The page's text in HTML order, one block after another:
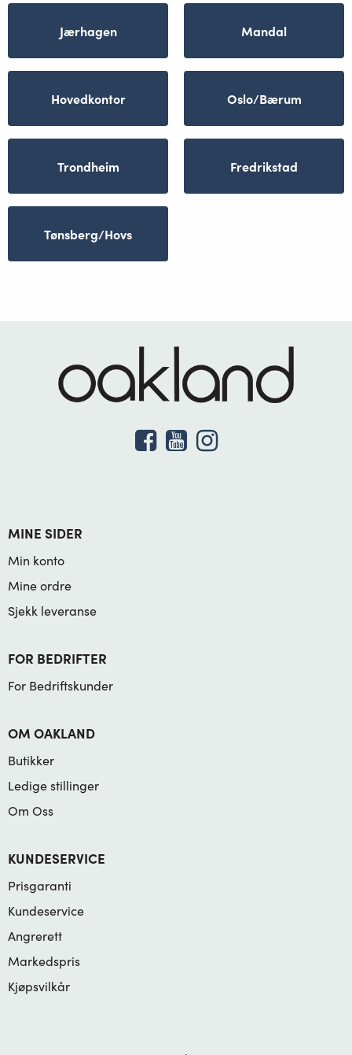
Jærhagen Mandal
Hovedkontor Oslo/Bærum
Trondheim Fredrikstad
Tønsberg/Hovs
MINE SIDER
Min konto
Mine ordre
Sjekk leveranse
FOR BEDRIFTER
For Bedriftskunder
OM OAKLAND
Butikker
Ledige stillinger
Om Oss
KUNDESERVICE
Prisgaranti
Kundeservice
Angrerett
Markedspris
Kjøpsvilkår